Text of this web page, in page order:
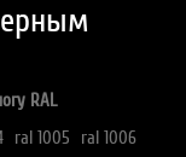
RAL
ral 1005
ral 1006